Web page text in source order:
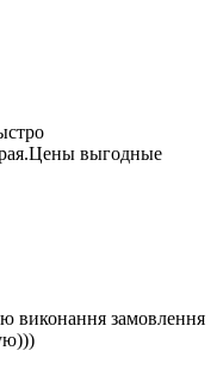
выгодные
виконання замовлення